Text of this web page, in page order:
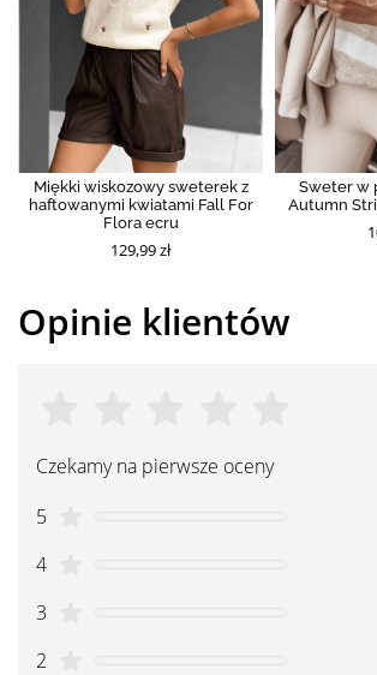
Miękki wiskozowy sweterek z
haftowanymi kwiatami Fall For
Flora ecru
129,99 zł
Sweter w
Autumn
Opinie klientów
Czekamy na pierwsze oceny
5
4
3
2